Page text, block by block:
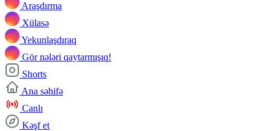
Araşdırma
Xülasə
Yekunlaşdıraq
Gör nələri qaytarmışıq!
Shorts
Ana səhifə
Canlı
Kəşf et